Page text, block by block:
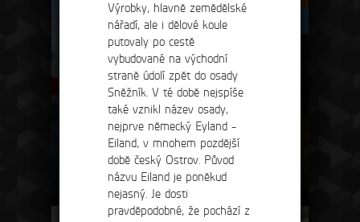
wellness
Výrobky, hlavně zemědělské
nářadí, ale i dělové koule
putovaly po cestě
vybudované na východní
straně údolí zpět do osady
Sněžník. V té době nejspíše
také vznikl název osady,
nejprve německý Eyland -
Eiland, v mnohem pozdější
době český Ostrov. Původ
názvu Eiland je poněkud
nejasný. Je dosti
pravděpodobné, že pochází z